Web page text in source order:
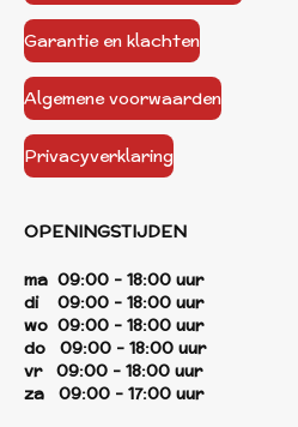
Garantie en klachten
Algemene voorwaarden
Privacyverklaring
OPENINGSTIJDEN
ma 09:00 - 18:00 uur
di 09:00 - 18:00 uur
wo 09:00 - 18:00 uur
do 09:00 - 18:00 uur
vr 09:00 - 18:00 uur
za 09:00 - 17:00 uur